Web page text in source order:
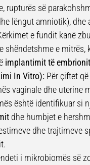
rupturës së
lëngut amniotik), dhe
e fundit kanë
shëndetshme e
implantimit të embrionit
In Vitro): Për çiftet
vaginale dhe uterine
është identifikuar si
dhe humbjet e
dhe trajtimeve
i mikrobiomës së